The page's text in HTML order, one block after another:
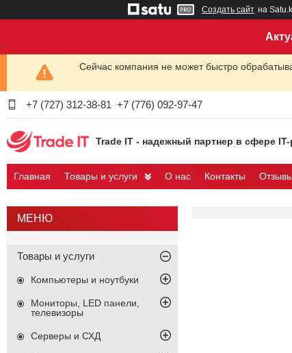
Создать сайт на
Сейчас компания не может быстро
+7 (727) 312-38-81 +7 (776) 092-97-47
Trade IT - надежный партнер в сфере
Главная Товары и услуги О нас Контакты Отзывы
Товары и услуги
Компьютеры и ноутбуки
Мониторы, LED панели,
телевизоры
Серверы и СХД